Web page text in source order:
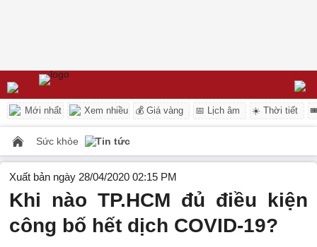
Mới nhất Xem nhiều 💰 Giá vàng 📅 Lịch âm ☀️ Thời tiết
Sức khỏe Tin tức
Xuất bản ngày 28/04/2020 02:15 PM
Khi nào TP.HCM đủ điều kiện
công bố hết dịch COVID-19?